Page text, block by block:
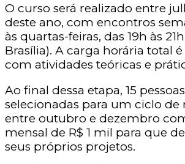
O curso será realizado entre
deste ano, com encontros
às quartas-feiras, das 19h às
Brasília). A carga horária total
com atividades teóricas e
Ao final dessa etapa, 15
selecionadas para um ciclo de
entre outubro e dezembro
mensal de R$ 1 mil para que
seus próprios projetos.